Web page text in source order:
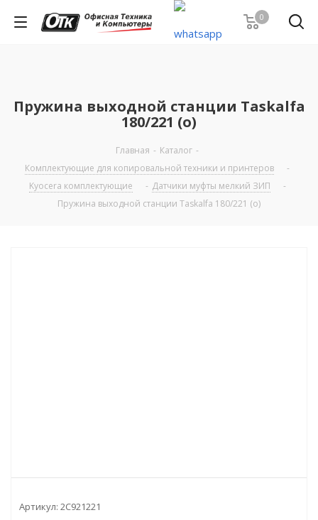
0
Пружина выходной станции Taskalfa
180/221 (о)
Главная - Каталог -
Комплектующие для копировальной техники и принтеров
-
Kyocera комплектующие
- Датчики муфты мелкий ЗИП
-
Пружина выходной станции Taskalfa 180/221 (о)
Артикул: 2С921221